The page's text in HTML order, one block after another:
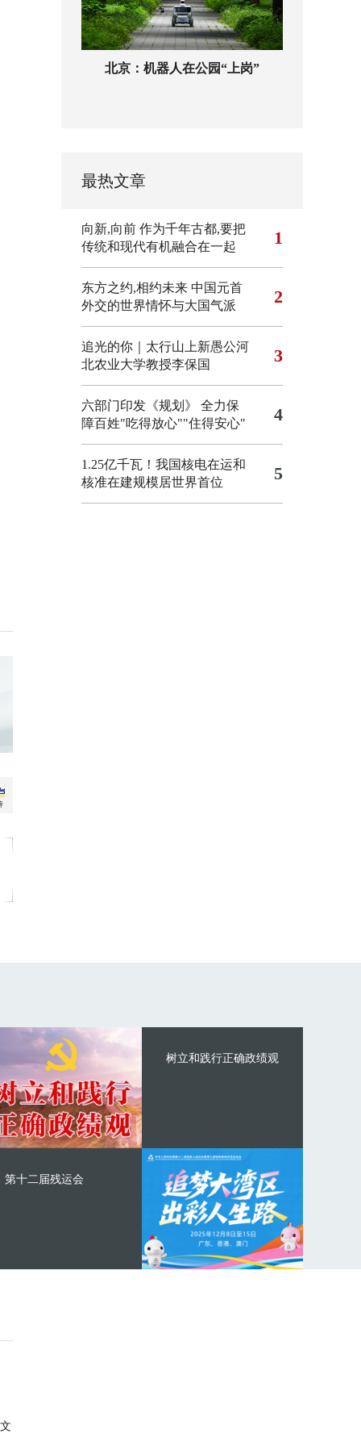
北京：机器人在公园“上岗”
最热文章
向新,向前 作为千年古都,要把
传统和现代有机融合在一起
1
东方之约,相约未来 中国元首
外交的世界情怀与大国气派
2
追光的你｜太行山上新愚公河
北农业大学教授李保国
3
六部门印发《规划》 全力保
障百姓"吃得放心""住得安心"
4
1.25亿千瓦！我国核电在运和
核准在建规模居世界首位
5
树立和践行正确政绩观
第十二届残运会